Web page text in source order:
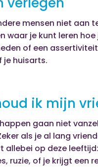
mensen niet aan
waar je kunt leren
of een
je huisarts.
ik mijn
gaan niet
als je al lang
allebei op deze
ruzie, of je krijgt een